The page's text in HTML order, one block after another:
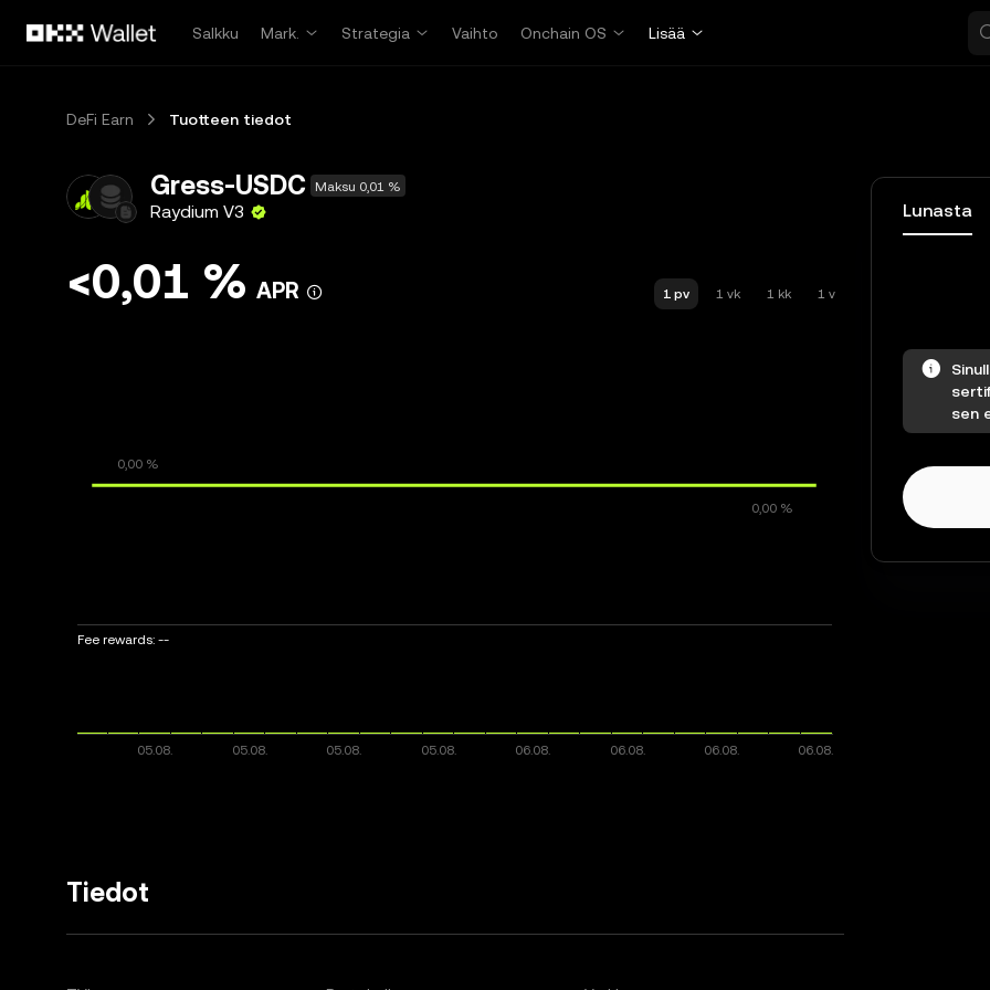
Salkku
Mark. Strategia Vaihto Onchain OS Lisää
DeFi Earn Tuotteen tiedot
Gress-USDC Maksu 0,01 %
Raydium V3
<0,01 % APR 1 pv 1 vk 1 kk 1 v
Fee rewards: --
Tiedot
Lunasta
sen